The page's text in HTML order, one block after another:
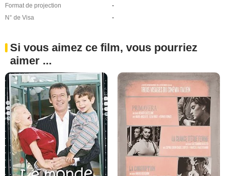
Format de projection
-
N° de Visa
-
Si vous aimez ce film, vous pourriez
aimer ...